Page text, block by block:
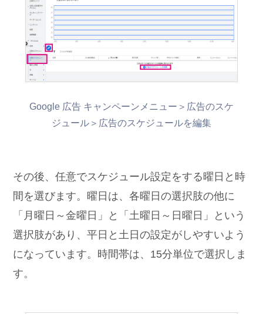
Google 広告 キャンペーンメニュー＞広告のスケ
ジュール＞広告のスケジュールを編集
その後、任意でスケジュール設定をする曜日と時
間を選びます。曜日は、各曜日の選択肢の他に
「月曜日～金曜日」と「土曜日～日曜日」という
選択肢があり、平日と土日の設定がしやすいよう
になっています。時間帯は、15分単位で選択しま
す。